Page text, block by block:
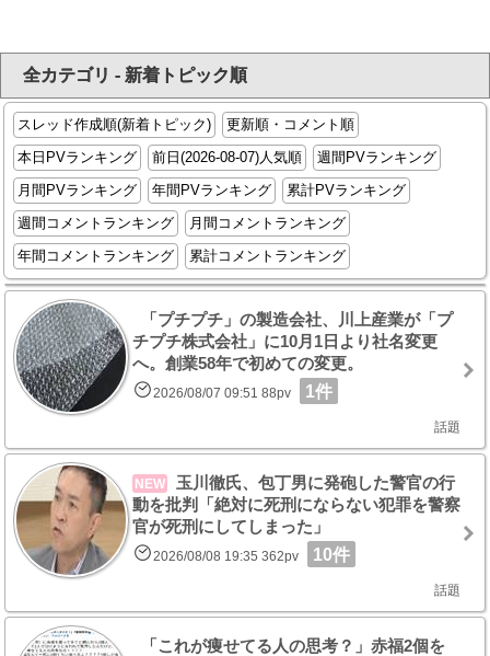
全カテゴリ - 新着トピック順
スレッド作成順(新着トピック)
更新順・コメント順
本日PVランキング
前日(2026-08-07)人気順
週間PVランキング
月間PVランキング
年間PVランキング
累計PVランキング
週間コメントランキング
月間コメントランキング
年間コメントランキング
累計コメントランキング
「プチプチ」の製造会社、川上産業が「プ
チプチ株式会社」に10月1日より社名変更
へ。創業58年で初めての変更。
2026/08/07 09:51 88pv 1件
話題
NEW
玉川徹氏、包丁男に発砲した警官の行
動を批判「絶対に死刑にならない犯罪を警察
官が死刑にしてしまった」
2026/08/08 19:35 362pv 10件
話題
「これが痩せてる人の思考？」赤福2個を